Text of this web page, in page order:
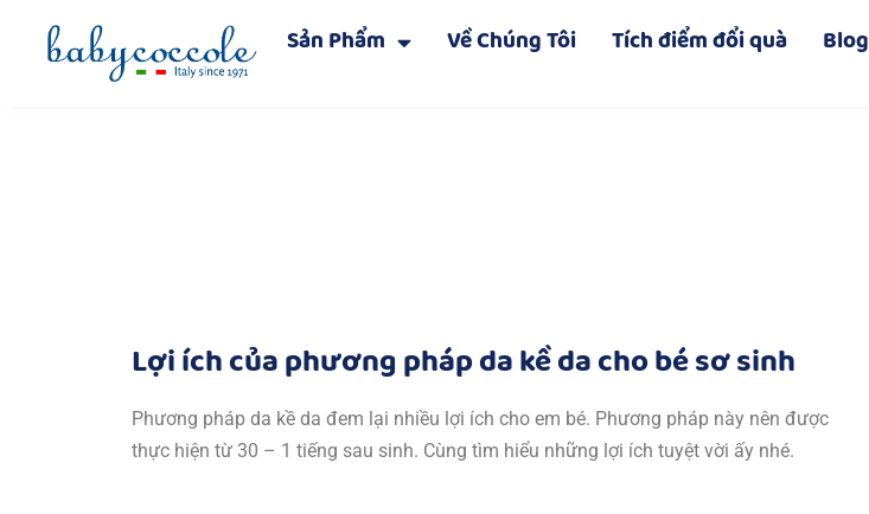
Chuyển
Sản Phẩm Về Chúng Tôi Tích điểm đổi quà Blog
Lợi ích của phương pháp da kề da cho bé sơ sinh
Phương pháp da kề da đem lại nhiều lợi ích cho em bé. Phương pháp này nên được
thực hiện từ 30 – 1 tiếng sau sinh. Cùng tìm hiểu những lợi ích tuyệt vời ấy nhé.